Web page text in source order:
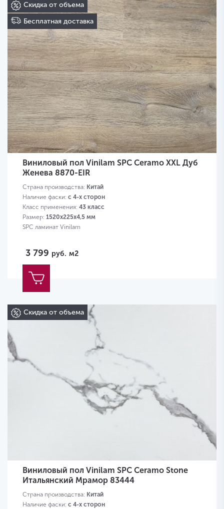
Скидка от объема
Бесплатная доставка
Виниловый пол Vinilam SPC Ceramo XXL Дуб
Женева 8870-EIR
Страна производства: Китай
Наличие фаски: с 4-х сторон
Класс применения: 43 класс
Размер: 1520х225х4,5 мм
SPC ламинат Vinilam
3 799 руб. м2
Скидка от объема
Виниловый пол Vinilam SPC Ceramo Stone
Итальянский Мрамор 83444
Страна производства: Китай
Наличие фаски: с 4-х сторон